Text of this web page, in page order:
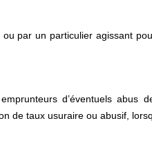
par un particulier agissant
d’éventuels abus
de taux usuraire ou abusif,